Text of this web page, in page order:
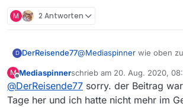
M 2 Antworten
D DerReisende77@Mediaspinner wie oben
noch offen. Von daher
ein zweites zu eröffnen.
M
Offline
Mediaspinnerschrieb am 20. Aug. 2020,
zuletzt editiert von
@DerReisende77 sorry. der Beitrag
Tage her und ich hatte nicht mehr im